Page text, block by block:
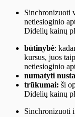
Sinchronizuoti
netiesioginio
Didelių kainų
būtinybė:
kursus, juos
netiesioginio
numatyti
trūkumai: ši
Didelių kainų
Sinchronizuoti